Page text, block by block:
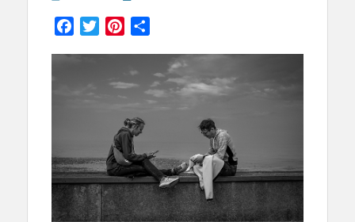
Facebook
TwitterPinterest